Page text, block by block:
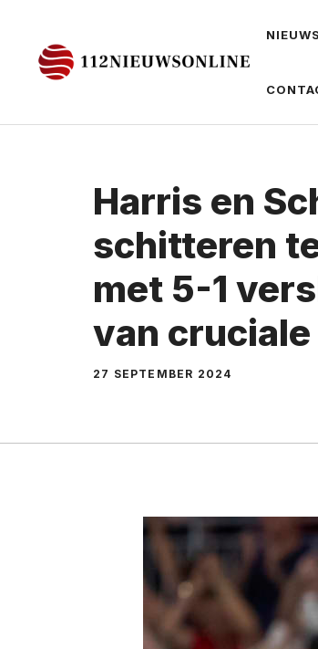
NIEUWS
Harris en
schitteren
met 5-1
van
27 SEPTEMBER 2024